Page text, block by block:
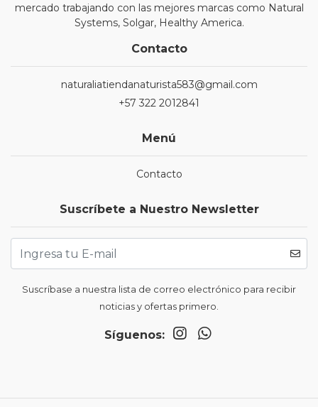
mercado trabajando con las mejores marcas como Natural
Systems, Solgar, Healthy America.
Contacto
naturaliatiendanaturista583@gmail.com
+57 322 2012841
Menú
Contacto
Suscríbete a Nuestro Newsletter
Suscríbase a nuestra lista de correo electrónico para recibir
noticias y ofertas primero.
Síguenos: